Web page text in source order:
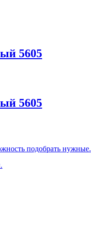
5605
5605
подобрать нужные.